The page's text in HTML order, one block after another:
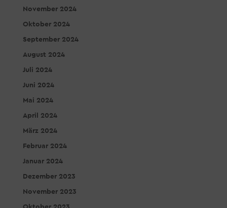
November 2024
Oktober 2024
September 2024
August 2024
Juli 2024
Juni 2024
Mai 2024
April 2024
März 2024
Februar 2024
Januar 2024
Dezember 2023
November 2023